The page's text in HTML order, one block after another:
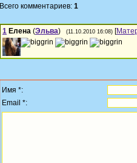
Всего комментариев: 1
1 Елена (Эльва) (11.10.2010 16:08) [
Имя *:
Email *: